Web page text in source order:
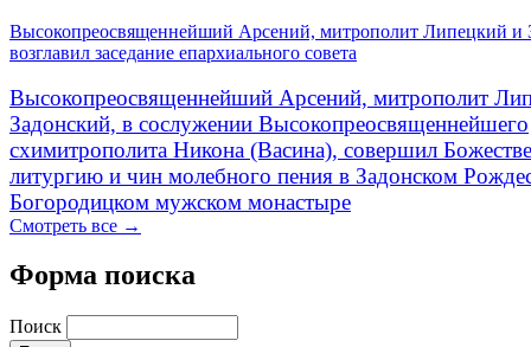
Высокопреосвященнейший Арсений, митрополит Липецкий и
возглавил заседание епархиального совета
Высокопреосвященнейший Арсений, митрополит
Задонский, в сослужении Высокопреосвященнейшего
схимитрополита Никона (Васина), совершил
литургию и чин молебного пения в Задонском
Богородицком мужском монастыре
Смотреть все →
Форма поиска
Поиск